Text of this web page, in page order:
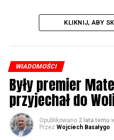
KLIKNIJ, ABY
WIADOMOŚCI
Były premier
przyjechał do
Opublikowano 2 lata temu
Przez Wojciech Basałygo